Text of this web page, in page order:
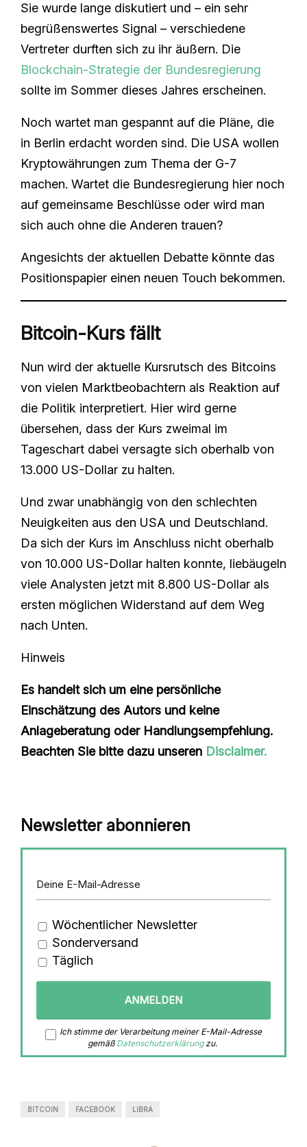
Sie wurde lange diskutiert und – ein sehr
begrüßenswertes Signal – verschiedene
Vertreter durften sich zu ihr äußern. Die
Blockchain-Strategie der Bundesregierung
sollte im Sommer dieses Jahres erscheinen.
Noch wartet man gespannt auf die Pläne, die
in Berlin erdacht worden sind. Die USA wollen
Kryptowährungen zum Thema der G-7
machen. Wartet die Bundesregierung hier noch
auf gemeinsame Beschlüsse oder wird man
sich auch ohne die Anderen trauen?
Angesichts der aktuellen Debatte könnte das
Positionspapier einen neuen Touch bekommen.
Bitcoin-Kurs fällt
Nun wird der aktuelle Kursrutsch des Bitcoins
von vielen Marktbeobachtern als Reaktion auf
die Politik interpretiert. Hier wird gerne
übersehen, dass der Kurs zweimal im
Tageschart dabei versagte sich oberhalb von
13.000 US-Dollar zu halten.
Und zwar unabhängig von den schlechten
Neuigkeiten aus den USA und Deutschland.
Da sich der Kurs im Anschluss nicht oberhalb
von 10.000 US-Dollar halten konnte, liebäugeln
viele Analysten jetzt mit 8.800 US-Dollar als
ersten möglichen Widerstand auf dem Weg
nach Unten.
Hinweis
Es handelt sich um eine persönliche
Einschätzung des Autors und keine
Anlageberatung oder Handlungsempfehlung.
Beachten Sie bitte dazu unseren Disclaimer.
Newsletter abonnieren
Wöchentlicher Newsletter
Sonderversand
Täglich
Ich stimme der Verarbeitung meiner E-Mail-Adresse
gemäß Datenschutzerklärungzu.
BITCOIN FACEBOOK LIBRA